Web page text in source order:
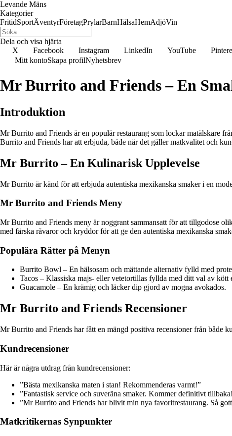
Levande Mäns
Kategorier
FritidSportÄventyrFöretagPrylarBarnHälsaHemAdjöVin
Dela och visa hjärta
X
Facebook Instagram LinkedIn YouTube
Mitt kontoSkapa profilNyhetsbrev
Mr Burrito and Friends – En
Introduktion
Mr Burrito and Friends är en populär restaurang som lockar matälskare
Burrito and Friends har att erbjuda, både när det gäller matkvalitet och
Mr Burrito – En Kulinarisk Upplevelse
Mr Burrito är känd för att erbjuda autentiska mexikanska smaker i en
Mr Burrito and Friends Meny
Mr Burrito and Friends meny är noggrant sammansatt för att tillgodose
med färska råvaror och kryddor för att ge den autentiska mexikanska
Populära Rätter på Menyn
Burrito Bowl – En hälsosam och mättande alternativ fylld med
Tacos – Klassiska majs- eller vetetortillas fyllda med ditt val av kött
Guacamole – En krämig och läcker dip gjord av mogna avokados.
Mr Burrito and Friends Recensioner
Mr Burrito and Friends har fått en mängd positiva recensioner från både
Kundrecensioner
Här är några utdrag från kundrecensioner:
”Bästa mexikanska maten i stan! Rekommenderas varmt!”
”Fantastisk service och suveräna smaker. Kommer definitivt
”Mr Burrito and Friends har blivit min nya favoritrestaurang. Så
Matkritikernas Synpunkter